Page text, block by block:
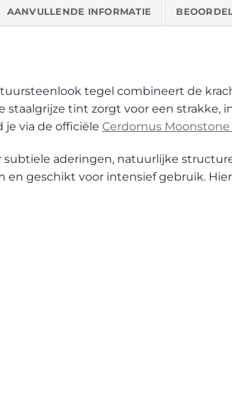
AANVULLENDE INFORMATIE
tegel combineert de
tint zorgt voor een strakke,
via de officiële Cerdomus
aderingen, natuurlijke
en geschikt voor intensief gebruik.